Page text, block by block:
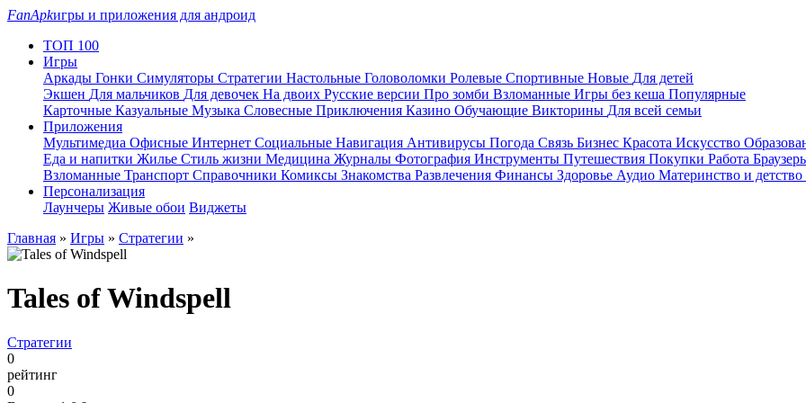
FanApkигры и приложения для андроид
ТОП 100
Игры
Аркады Гонки Симуляторы Стратегии Настольные Головоломки Ролевые Спортивные Новые Для детей
Экшен Для мальчиков Для девочек На двоих Русские версии Про зомби Взломанные Игры без кеша Популярные
Карточные Казуальные Музыка Словесные Приключения Казино Обучающие Викторины Для всей семьи
Приложения
Мультимедиа Офисные Интернет Социальные Навигация Антивирусы Погода Связь Бизнес Красота Искусство
Еда и напитки Жилье Стиль жизни Медицина Журналы Фотография Инструменты Путешествия Покупки Работа
Взломанные Транспорт Справочники Комиксы Знакомства Развлечения Финансы Здоровье Аудио Материнство и детство
Персонализация
Лаунчеры Живые обои Виджеты
Главная » Игры » Стратегии »
Tales of Windspell
Стратегии
0
рейтинг
0